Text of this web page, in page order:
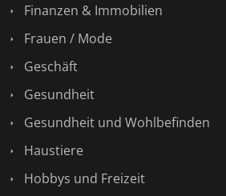
Finanzen & Immobilien
Frauen / Mode
Geschäft
Gesundheit
Gesundheit und Wohlbefinden
Haustiere
Hobbys und Freizeit